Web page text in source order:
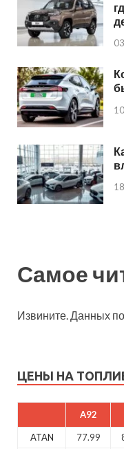
Самое
Извините. Данных
ЦЕНЫ НА
A92
ATAN 77.99